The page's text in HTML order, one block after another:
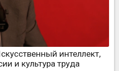
интеллект,
и культура труда